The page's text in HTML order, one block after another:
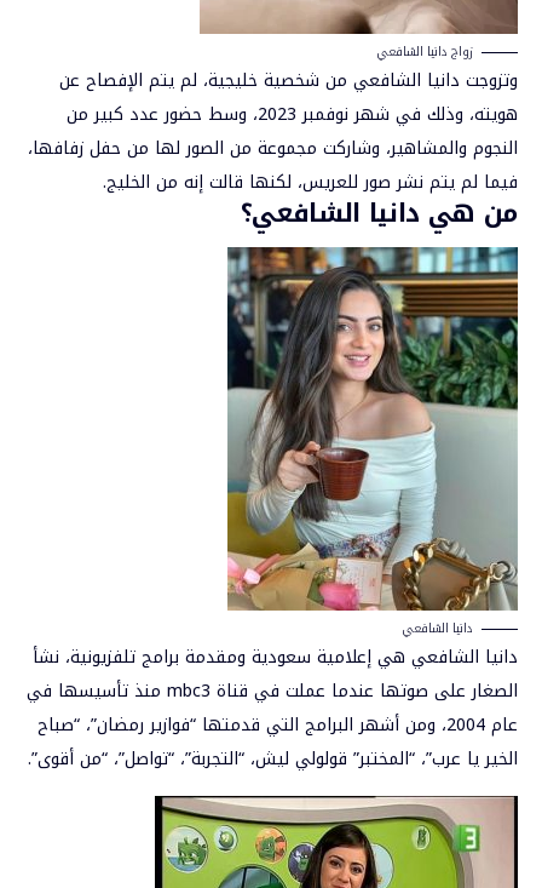
زواج دانيا الشافعي
وتزوجت دانيا الشافعي من شخصية خليجية، لم يتم الإفصاح عن
هويته، وذلك في شهر نوفمبر 2023، وسط حضور عدد كبير من
النجوم والمشاهير، وشاركت مجموعة من الصور لها من حفل زفافها،
فيما لم يتم نشر صور للعريس، لكنها قالت إنه من الخليج.
من هي دانيا الشافعي؟
دانيا الشافعي
دانيا الشافعي هي إعلامية سعودية ومقدمة برامج تلفزيونية، نشأ
الصغار على صوتها عندما عملت في قناة mbc3 منذ تأسيسها في
عام 2004، ومن أشهر البرامج التي قدمتها “فوازير رمضان”، “صباح
الخير يا عرب”، “المختبر” قولولي ليش، “التجربة”، “تواصل”، “من أقوى”.